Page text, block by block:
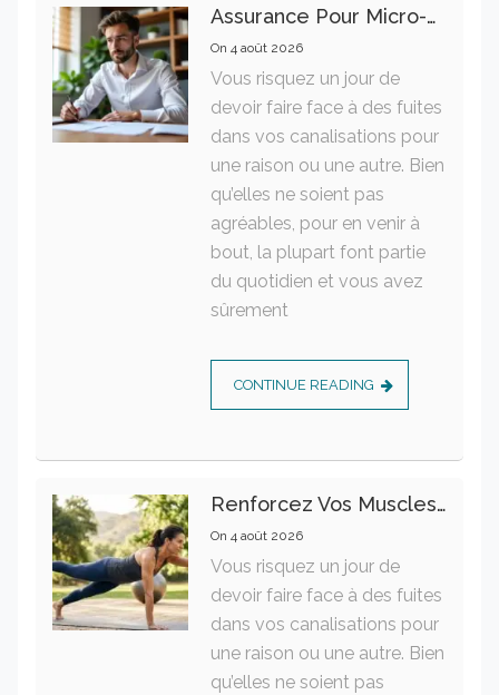
Assurance Pour Micro-Entrepreneur : Les Garanties Essentielles À Connaître
On 4 août 2026
Vous risquez un jour de
devoir faire face à des fuites
dans vos canalisations pour
une raison ou une autre. Bien
qu’elles ne soient pas
agréables, pour en venir à
bout, la plupart font partie
du quotidien et vous avez
sûrement
CONTINUE READING
Renforcez Vos Muscles Profonds Pour Apaiser Votre Mal De Dos
On 4 août 2026
Vous risquez un jour de
devoir faire face à des fuites
dans vos canalisations pour
une raison ou une autre. Bien
qu’elles ne soient pas